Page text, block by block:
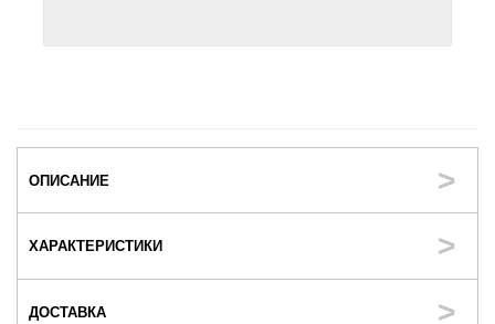
ОПИСАНИЕ
ХАРАКТЕРИСТИКИ
ДОСТАВКА